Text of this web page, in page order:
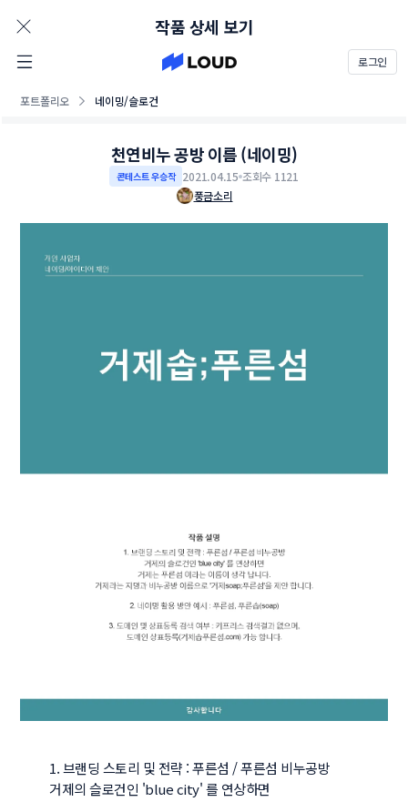
로그인
포트폴리오 네이밍/슬로건
작품 상세 보기
천연비누 공방 이름 (네이밍)
콘테스트 우승작 2021.04.15 조회수 1121
풍금소리
1. 브랜딩 스토리 및 전략 : 푸른섬 / 푸른섬 비누공방
거제의 슬로건인 'blue city' 를 연상하면